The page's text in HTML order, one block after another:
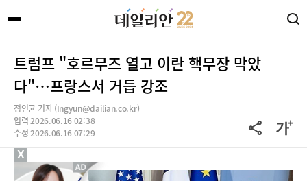
트럼프 "호르무즈 열고 이란 핵무장 막았
다"…프랑스서 거듭 강조
정인균 기자 (Ingyun@dailian.co.kr)
입력 2026.06.16 02:38
수정 2026.06.16 07:29
X